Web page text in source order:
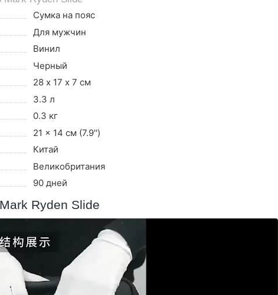
Сумка на пояс
Для мужчин
Винил
Черный
28 х 17 х 7 см
3.3 л
0.3 кг
21 x 14 см (7.9'')
Китай
Великобритания
90 дней
Ryden Slide